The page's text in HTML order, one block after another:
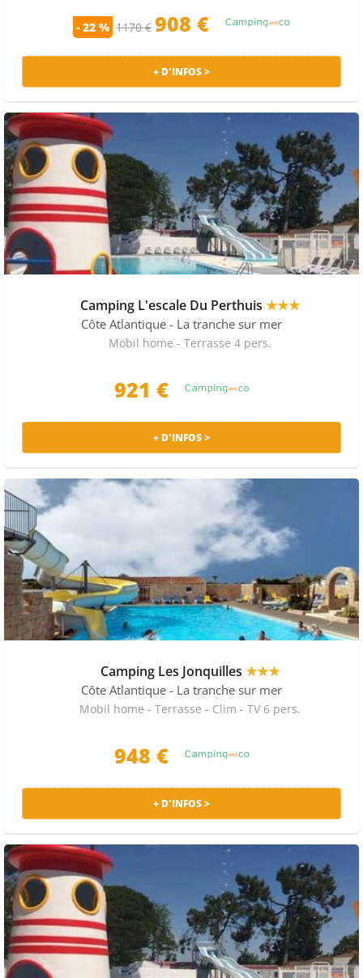
- 22 % 1170 € 908 €
+ D'INFOS >
Camping L'escale Du Perthuis ★★★
Côte Atlantique - La tranche sur mer
Mobil home - Terrasse 4 pers.
921 €
+ D'INFOS >
Camping Les Jonquilles ★★★
Côte Atlantique - La tranche sur mer
Mobil home - Terrasse - Clim - TV 6 pers.
948 €
+ D'INFOS >